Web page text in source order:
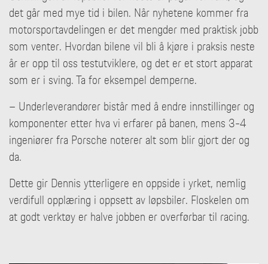
det går med mye tid i bilen. Når nyhetene kommer fra
motorsportavdelingen er det mengder med praktisk jobb
som venter. Hvordan bilene vil bli å kjøre i praksis neste
år er opp til oss testutviklere, og det er et stort apparat
som er i sving. Ta for eksempel demperne.
– Underleverandører bistår med å endre innstillinger og
komponenter etter hva vi erfarer på banen, mens 3-4
ingeniører fra Porsche noterer alt som blir gjort der og
da.
Dette gir Dennis ytterligere en oppside i yrket, nemlig
verdifull opplæring i oppsett av løpsbiler. Floskelen om
at godt verktøy er halve jobben er overførbar til racing.